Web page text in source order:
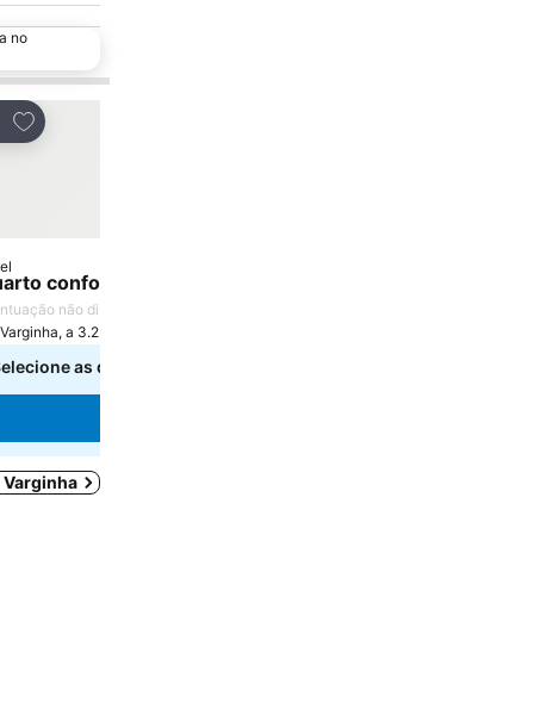
no
Adicionar aos favoritos
confortável com banheiro privativo em
não disponível
Varginha, a 3.2 km de Centro da cidade
as datas para ver os preços exatos.
Varginha